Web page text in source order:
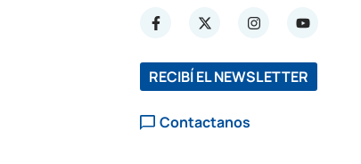
RECIBÍ EL NEWSLETTER
Contactanos